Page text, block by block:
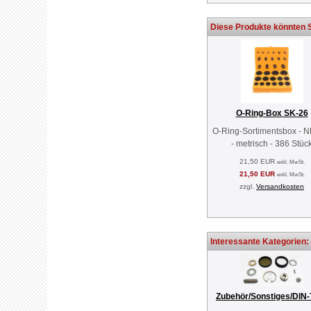
Diese Produkte könnten
O-Ring-Box SK-26
O-Ring-Sortimentsbox -
- metrisch - 386
21,50 EUR exkl. MwSt.
21,50 EUR exkl. MwSt.
zzgl. Versandkosten
Interessante Kategorien:
Zubehör/Sonstiges/DIN-